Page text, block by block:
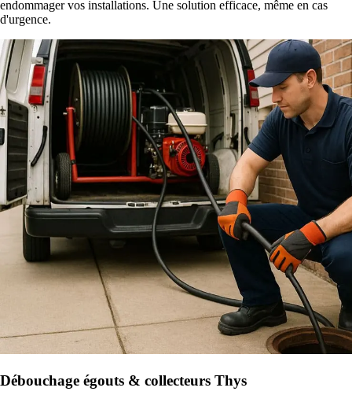
endommager vos installations. Une solution efficace, même en cas
d'urgence.
Débouchage égouts & collecteurs Thys